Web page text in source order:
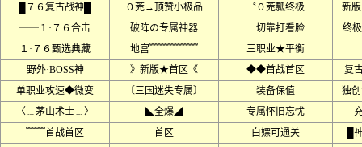
█７６复古战神█
０茺→顶赞小极品 〝０茺瓢终极
新
━━１·７６合击
破阵の专属神器 一切靠打看脸
终
１·７６甄选典藏
地宫﹌﹌﹌﹌﹌
三职业★平衡
野外·BOSS神
》新版★首区《 ◆◆首战首区
复
单职业攻速◆微变
〔三国迷失专属〕 装备保值
独
〈﹍茅山术士﹍〉
◣全爆◢ 专属怀旧忘忧
﹌﹌首战首区
首区 白嫖可通关
█